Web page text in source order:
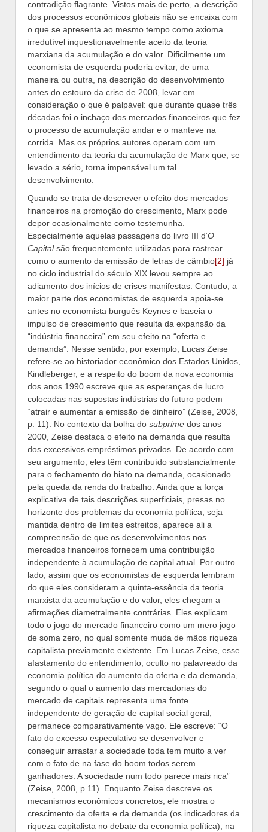
contradição flagrante. Vistos mais de perto, a descrição
dos processos econômicos globais não se encaixa com
o que se apresenta ao mesmo tempo como axioma
irredutível inquestionavelmente aceito da teoria
marxiana da acumulação e do valor. Dificilmente um
economista de esquerda poderia evitar, de uma
maneira ou outra, na descrição do desenvolvimento
antes do estouro da crise de 2008, levar em
consideração o que é palpável: que durante quase três
décadas foi o inchaço dos mercados financeiros que fez
o processo de acumulação andar e o manteve na
corrida. Mas os próprios autores operam com um
entendimento da teoria da acumulação de Marx que, se
levado a sério, torna impensável um tal
desenvolvimento.
Quando se trata de descrever o efeito dos mercados
financeiros na promoção do crescimento, Marx pode
depor ocasionalmente como testemunha.
Especialmente aquelas passagens do livro III d‘O
Capitalsão frequentemente utilizadas para rastrear
como o aumento da emissão de letras de câmbio[2] já
no ciclo industrial do século XIX levou sempre ao
adiamento dos inícios de crises manifestas. Contudo, a
maior parte dos economistas de esquerda apoia-se
antes no economista burguês Keynes e baseia o
impulso de crescimento que resulta da expansão da
“indústria financeira” em seu efeito na “oferta e
demanda”. Nesse sentido, por exemplo, Lucas Zeise
refere-se ao historiador econômico dos Estados Unidos,
Kindleberger, e a respeito do boom da nova economia
dos anos 1990 escreve que as esperanças de lucro
colocadas nas supostas indústrias do futuro podem
“atrair e aumentar a emissão de dinheiro” (Zeise, 2008,
p. 11). No contexto da bolha do subprime dos anos
2000, Zeise destaca o efeito na demanda que resulta
dos excessivos empréstimos privados. De acordo com
seu argumento, eles têm contribuído substancialmente
para o fechamento do hiato na demanda, ocasionado
pela queda da renda do trabalho. Ainda que a força
explicativa de tais descrições superficiais, presas no
horizonte dos problemas da economia política, seja
mantida dentro de limites estreitos, aparece ali a
compreensão de que os desenvolvimentos nos
mercados financeiros fornecem uma contribuição
independente à acumulação de capital atual. Por outro
lado, assim que os economistas de esquerda lembram
do que eles consideram a quinta-essência da teoria
marxista da acumulação e do valor, eles chegam a
afirmações diametralmente contrárias. Eles explicam
todo o jogo do mercado financeiro como um mero jogo
de soma zero, no qual somente muda de mãos riqueza
capitalista previamente existente. Em Lucas Zeise, esse
afastamento do entendimento, oculto no palavreado da
economia política do aumento da oferta e da demanda,
segundo o qual o aumento das mercadorias do
mercado de capitais representa uma fonte
independente de geração de capital social geral,
permanece comparativamente vago. Ele escreve: “O
fato do excesso especulativo se desenvolver e
conseguir arrastar a sociedade toda tem muito a ver
com o fato de na fase do boom todos serem
ganhadores. A sociedade num todo parece mais rica”
(Zeise, 2008, p.11). Enquanto Zeise descreve os
mecanismos econômicos concretos, ele mostra o
crescimento da oferta e da demanda (os indicadores da
riqueza capitalista no debate da economia política), na